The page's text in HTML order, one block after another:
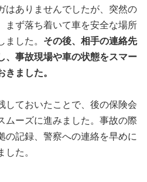
はありませんでしたが、突然の
まず落ち着いて車を安全な場所
した。 その後、相手の連絡先
、事故現場や車の状態をスマー
きました。
しておいたことで、後の保険会
ムーズに進みました。事故の際
の記録、警察への連絡を早めに
た。